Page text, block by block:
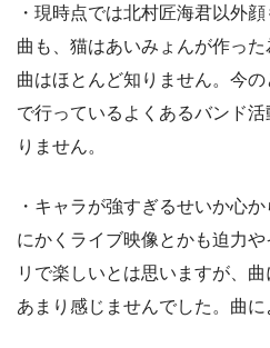
・現時点では北村匠海君以外
曲も、猫はあいみょんが作っ
曲はほとんど知りません。今
で行っているよくあるバンド
りません。
・キャラが強すぎるせいか心
にかくライブ映像とかも迫力
リで楽しいとは思いますが、
あまり感じませんでした。曲に